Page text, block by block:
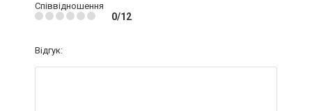
Співвідношення
0/12
Відгук: